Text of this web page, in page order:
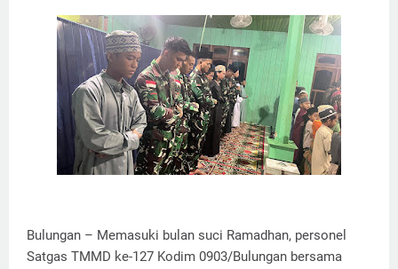
Bulungan – Memasuki bulan suci Ramadhan, personel
Satgas TMMD ke-127 Kodim 0903/Bulungan bersama